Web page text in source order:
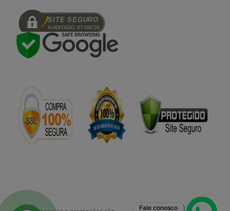
Fale conosco
SITE SEGURO
AUDITADO 07/08/26